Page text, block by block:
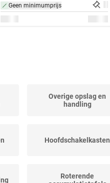
Geen minimumprijs
Overige opslag en
handling
Hoofdschakelkasten
Roterende